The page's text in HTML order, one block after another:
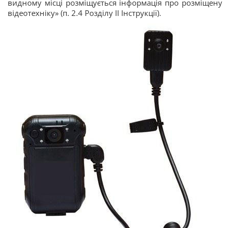
видному місці розміщується інформація про розміщену
відеотехніку» (п. 2.4 Розділу ІІ Інструкції).